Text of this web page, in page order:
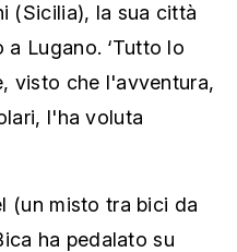
(Sicilia), la sua città
Lugano. ‘Tutto lo
visto che l'avventura,
l'ha voluta
(un misto tra bici da
ha pedalato su